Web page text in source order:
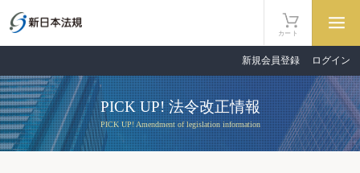
カート
新規会員登録 ログイン
PICK UP! 法令改正情報
PICK UP! Amendment of legislation information